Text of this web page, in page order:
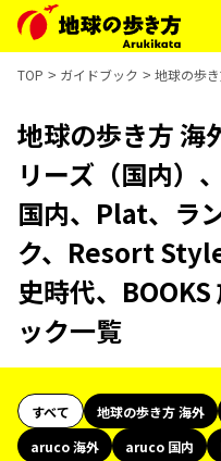
TOP ガイドブック 地球の歩
地球の歩き方 海
リーズ（国内）
国内、Plat、ラ
ク、Resort
史時代、
ック一覧
すべて 地球の歩き方 海外
aruco 海外
aruco 国内